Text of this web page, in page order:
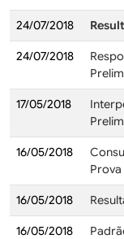
24/07/2018
24/07/2018
17/05/2018
16/05/2018
16/05/2018
16/05/2018